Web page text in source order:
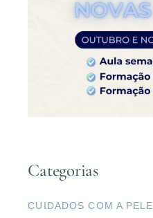
Categorias
CUIDADOS COM A PELE